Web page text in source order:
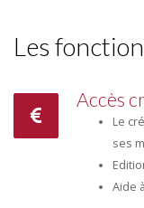
Les
Accès
Le
ses
Aide